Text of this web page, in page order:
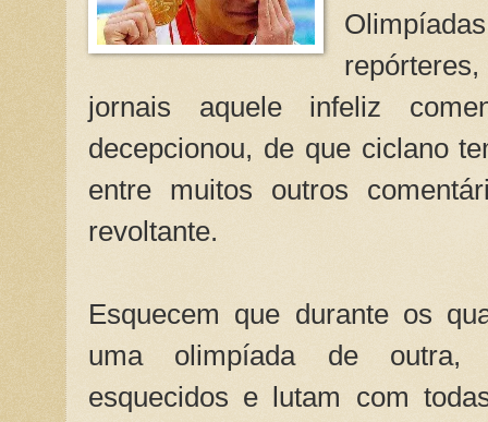
jornais aquele infeliz
decepcionou, de que ciclano
entre muitos outros
revoltante.
Esquecem que durante os
uma olimpíada de outra,
esquecidos e lutam com